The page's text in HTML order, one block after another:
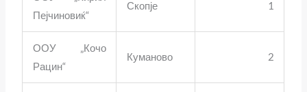
Пејчиновиќ“
Скопје 1
ООУ „Кочо
Рацин“
Куманово 2